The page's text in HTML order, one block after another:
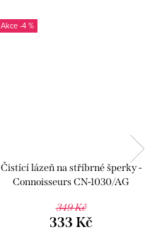
-4 %
Čistící lázeň na stříbrné šperky -
Connoisseurs CN-1030/AG
349 Kč
333 Kč